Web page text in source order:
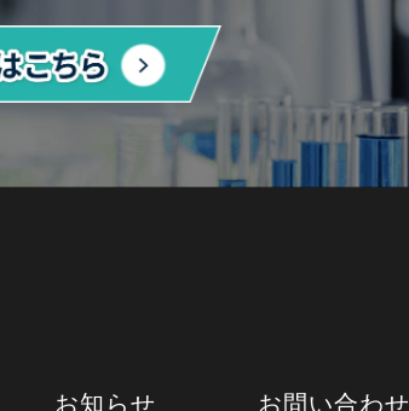
お知らせ お問い合わせ